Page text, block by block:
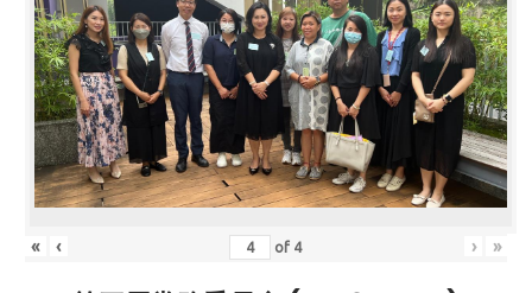
« ‹ of 4 › »